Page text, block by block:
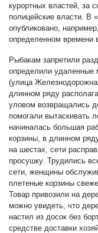
курортных властей, за
полицейские власти. В
опубликовано,
определенном времени
Рыбакам запретили
определили удаленные
(улица
длинном ряду
уловом возвращались
помогали вытаскивать
начиналась большая
корзины, в длинном
на шестах, сети
просушку. Трудились
сети, женщины
плетеные корзины
Товар привозили на
можно увидеть, что
настил из досок без
средстве доставки